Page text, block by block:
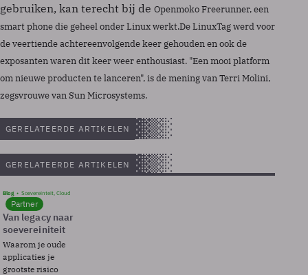
gebruiken, kan terecht bij de Openmoko Freerunner, een
smart phone die geheel onder Linux werkt.De LinuxTag werd voor
de veertiende achtereenvolgende keer gehouden en ook de
exposanten waren dit keer weer enthousiast. "Een mooi platform
om nieuwe producten te lanceren", is de mening van Terri Molini,
zegsvrouwe van Sun Microsystems.
GERELATEERDE ARTIKELEN
GERELATEERDE ARTIKELEN
Blog Soevereinteit, Cloud
Partner
Van legacy naar
soevereiniteit
Waarom je oude
applicaties je
grootste risico